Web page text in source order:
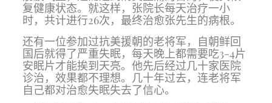
复健康状态。就这样，张院长每天治疗一小
时，共计进行26次，最终治愈张先生的病根。
还有一位参加过抗美援朝的老将军，自朝鲜回
国后就得了严重失眠，每天晚上都需要吃3-4片
安眠片才能挨到天亮。他先后经过几十家医院
诊治，效果都不理想。几十年过去，连老将军
自己都对治愈失眠失去了信心。